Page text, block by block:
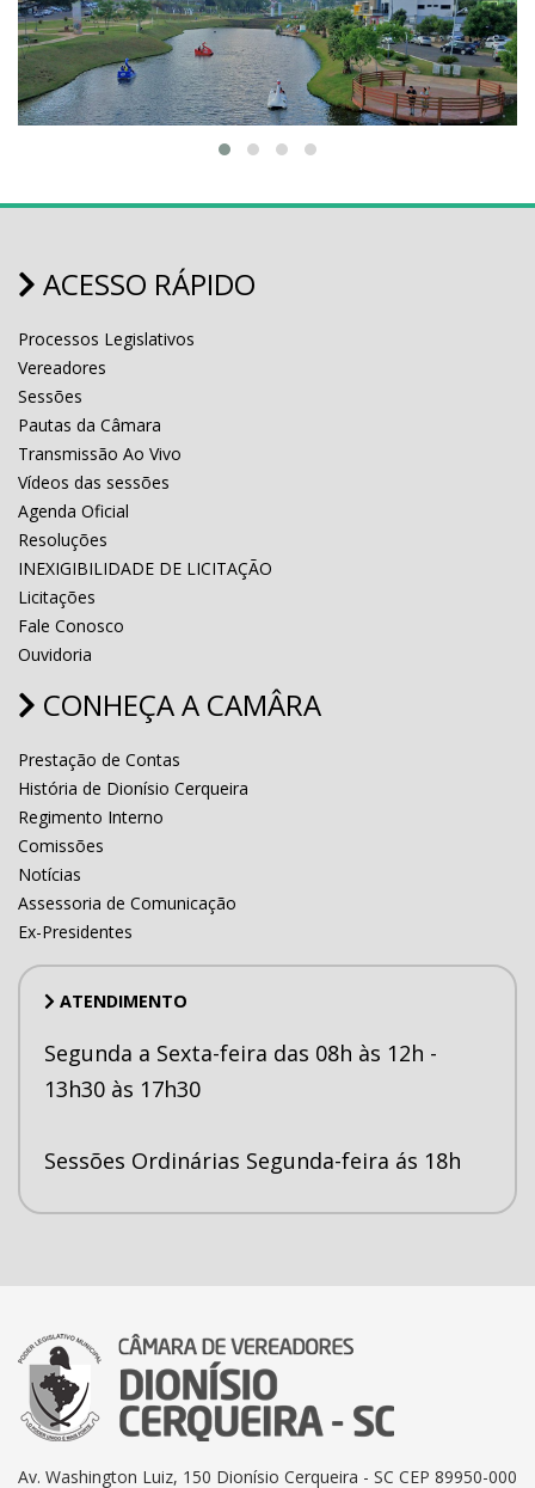
ACESSO RÁPIDO
Processos Legislativos
Vereadores
Sessões
Pautas da Câmara
Transmissão Ao Vivo
Vídeos das sessões
Agenda Oficial
Resoluções
INEXIGIBILIDADE DE LICITAÇÃO
Licitações
Fale Conosco
Ouvidoria
CONHEÇA A CAMÂRA
Prestação de Contas
História de Dionísio Cerqueira
Regimento Interno
Comissões
Notícias
Assessoria de Comunicação
Ex-Presidentes
ATENDIMENTO
Segunda a Sexta-feira das 08h às 12h -
13h30 às 17h30
Sessões Ordinárias Segunda-feira ás 18h
Av. Washington Luiz, 150 Dionísio Cerqueira - SC CEP 89950-000